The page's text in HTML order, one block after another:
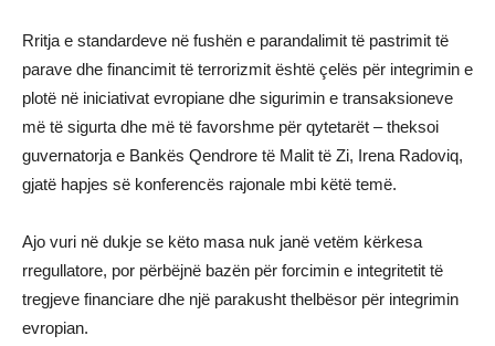
Rritja e standardeve në fushën e parandalimit të pastrimit të
parave dhe financimit të terrorizmit është çelës për integrimin e
plotë në iniciativat evropiane dhe sigurimin e transaksioneve
më të sigurta dhe më të favorshme për qytetarët – theksoi
guvernatorja e Bankës Qendrore të Malit të Zi, Irena Radoviq,
gjatë hapjes së konferencës rajonale mbi këtë temë.
Ajo vuri në dukje se këto masa nuk janë vetëm kërkesa
rregullatore, por përbëjnë bazën për forcimin e integritetit të
tregjeve financiare dhe një parakusht thelbësor për integrimin
evropian.